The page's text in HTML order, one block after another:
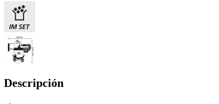
Descripción